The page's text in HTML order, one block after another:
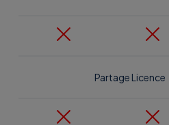
Partage Licence